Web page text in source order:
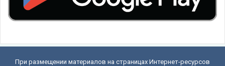
При размещении материалов на страницах Интернет-ресурсов